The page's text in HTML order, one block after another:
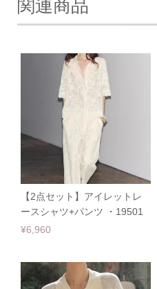
関連商品
【2点セット】アイレットレ
ースシャツ+パンツ ・19501
¥6,960